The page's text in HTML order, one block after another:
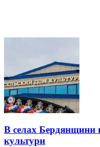
В селах Бердянщини
культури